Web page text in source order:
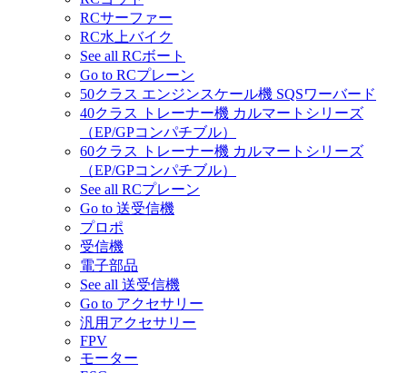
RCサーファー
RC水上バイク
See all RCボート
Go to RCプレーン
50クラス エンジンスケール機 SQSワーバード
40クラス トレーナー機 カルマートシリーズ
（EP/GPコンパチブル）
60クラス トレーナー機 カルマートシリーズ
（EP/GPコンパチブル）
See all RCプレーン
Go to 送受信機
プロポ
受信機
電子部品
See all 送受信機
Go to アクセサリー
汎用アクセサリー
FPV
モーター